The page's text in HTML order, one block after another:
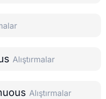
Alıştırmalar
Alıştırmalar